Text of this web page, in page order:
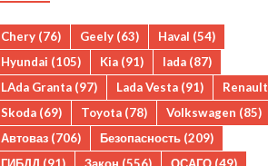
Chery (76) Geely (63) Haval (54)
Hyundai (105) Kia (91) lada (87)
LAda Granta (97) Lada Vesta (91) Renault
Skoda (69) Toyota (78) Volkswagen (85)
Автоваз (706) Безопасность (209)